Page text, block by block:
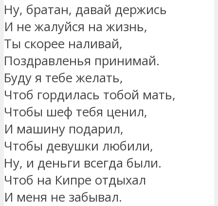
Ну, братан, давай держись
И не жалуйся на жизнь,
Ты скорее наливай,
Поздравленья принимай.
Буду я тебе желать,
Чтоб гордилась тобой мать,
Чтобы шеф тебя ценил,
И машину подарил,
Чтобы девушки любили,
Ну, и деньги всегда были.
Чтоб на Кипре отдыхал
И меня не забывал.